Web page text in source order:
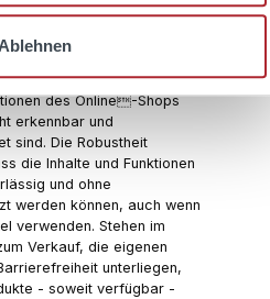
Ablehnen
des Online-Shops
in
setzt voraus, dass die
des Online-Shops
erkennbar und
sind. Die Robustheit
die Inhalte und Funktionen
und ohne
werden können, auch wenn
verwenden. Stehen im
Verkauf, die eigenen
unterliegen,
- soweit verfügbar -